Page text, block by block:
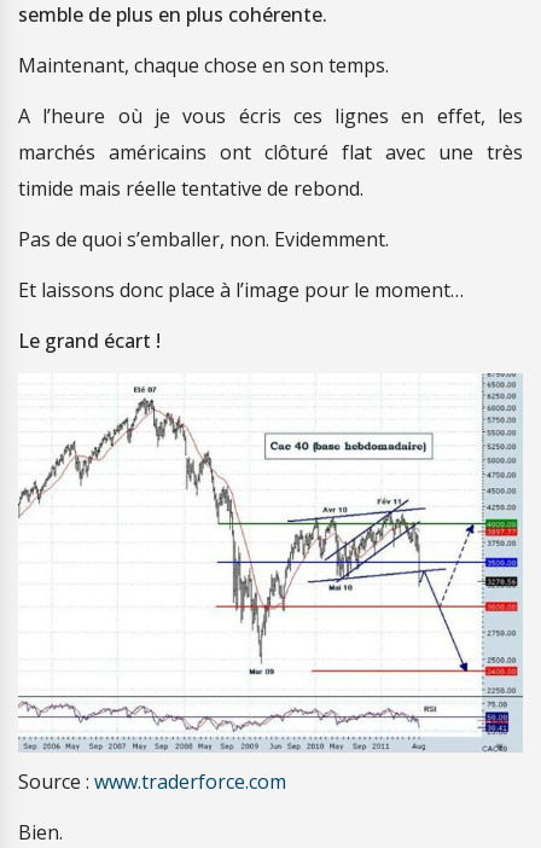
semble de plus en plus cohérente.
Maintenant, chaque chose en son temps.
A l’heure où je vous écris ces lignes en effet, les
marchés américains ont clôturé flat avec une très
timide mais réelle tentative de rebond.
Pas de quoi s’emballer, non. Evidemment.
Et laissons donc place à l’image pour le moment…
Le grand écart !
Source : www.traderforce.com
Bien.